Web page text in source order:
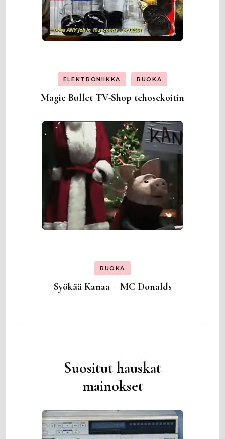
ELEKTRONIIKKA RUOKA
Magic Bullet TV-Shop tehosekoitin
RUOKA
Syökää Kanaa – MC Donalds
Suositut hauskat
mainokset